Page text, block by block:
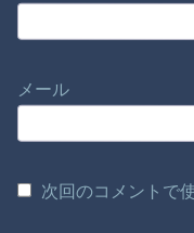
メール
次回のコメントで